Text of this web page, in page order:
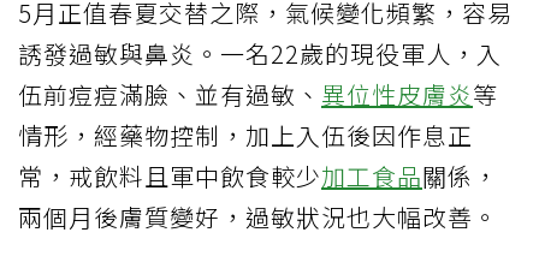
5月正值春夏交替之際，氣候變化頻繁，容易
誘發過敏與鼻炎。一名22歲的現役軍人，入
伍前痘痘滿臉、並有過敏、 異位性皮膚炎等
情形，經藥物控制，加上入伍後因作息正
常，戒飲料且軍中飲食較少加工食品關係，
兩個月後膚質變好，過敏狀況也大幅改善。